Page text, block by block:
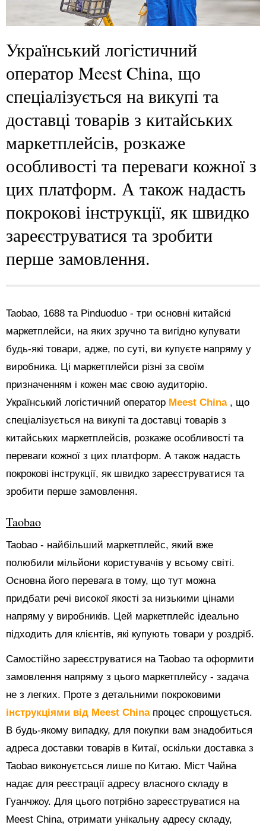
Український логістичний
оператор Meest China, що
спеціалізується на викупі та
доставці товарів з китайських
маркетплейсів, розкаже
особливості та переваги кожної з
цих платформ. А також надасть
покрокові інструкції, як швидко
зареєструватися та зробити
перше замовлення.
Taobao, 1688 та Pinduoduo - три основні китайскі
маркетплейси, на яких зручно та вигідно купувати
будь-які товари, адже, по суті, ви купуєте напряму у
виробника. Ці маркетплейси різні за своїм
призначенням і кожен має свою аудиторію.
Український логістичний оператор Meest China , що
спеціалізується на викупі та доставці товарів з
китайських маркетплейсів, розкаже особливості та
переваги кожної з цих платформ. А також надасть
покрокові інструкції, як швидко зареєструватися та
зробити перше замовлення.
Taobao
Taobao - найбільший маркетплейс, який вже
полюбили мільйони користувачів у всьому світі.
Основна його перевага в тому, що тут можна
придбати речі високої якості за низькими цінами
напряму у виробників. Цей маркетплейс ідеально
підходить для клієнтів, які купують товари у роздріб.
Самостійно зареєструватися на Taobao та оформити
замовлення напряму з цього маркетплейсу - задача
не з легких. Проте з детальними покроковими
інструкціями від Meest China процес спрощується.
В будь-якому випадку, для покупки вам знадобиться
адреса доставки товарів в Китаї, оскільки доставка з
Taobao виконуєтсься лише по Китаю. Міст Чайна
надає для реєстрації адресу власного складу в
Гуанчжоу. Для цього потрібно зареєструватися на
Meest China, отримати унікальну адресу складу,